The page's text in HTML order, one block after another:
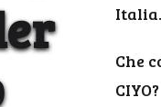
Italia.
Che
CIYO?